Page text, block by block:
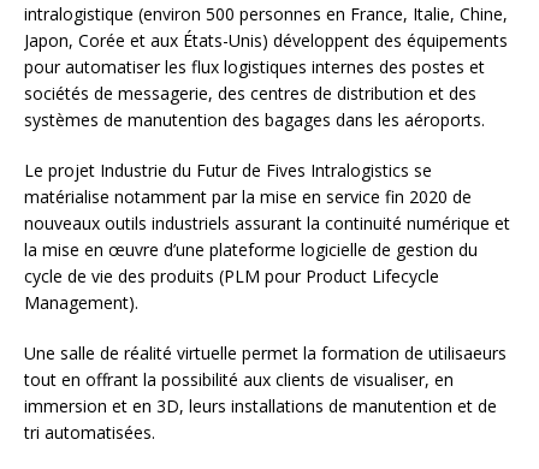
intralogistique (environ 500 personnes en France, Italie, Chine,
Japon, Corée et aux États-Unis) développent des équipements
pour automatiser les flux logistiques internes des postes et
sociétés de messagerie, des centres de distribution et des
systèmes de manutention des bagages dans les aéroports.
Le projet Industrie du Futur de Fives Intralogistics se
matérialise notamment par la mise en service fin 2020 de
nouveaux outils industriels assurant la continuité numérique et
la mise en œuvre d’une plateforme logicielle de gestion du
cycle de vie des produits (PLM pour Product Lifecycle
Management).
Une salle de réalité virtuelle permet la formation de utilisaeurs
tout en offrant la possibilité aux clients de visualiser, en
immersion et en 3D, leurs installations de manutention et de
tri automatisées.